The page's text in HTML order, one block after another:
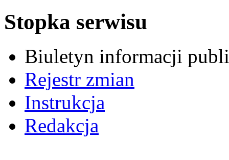
Stopka serwisu
Biuletyn informacji
Rejestr zmian
Instrukcja
Redakcja